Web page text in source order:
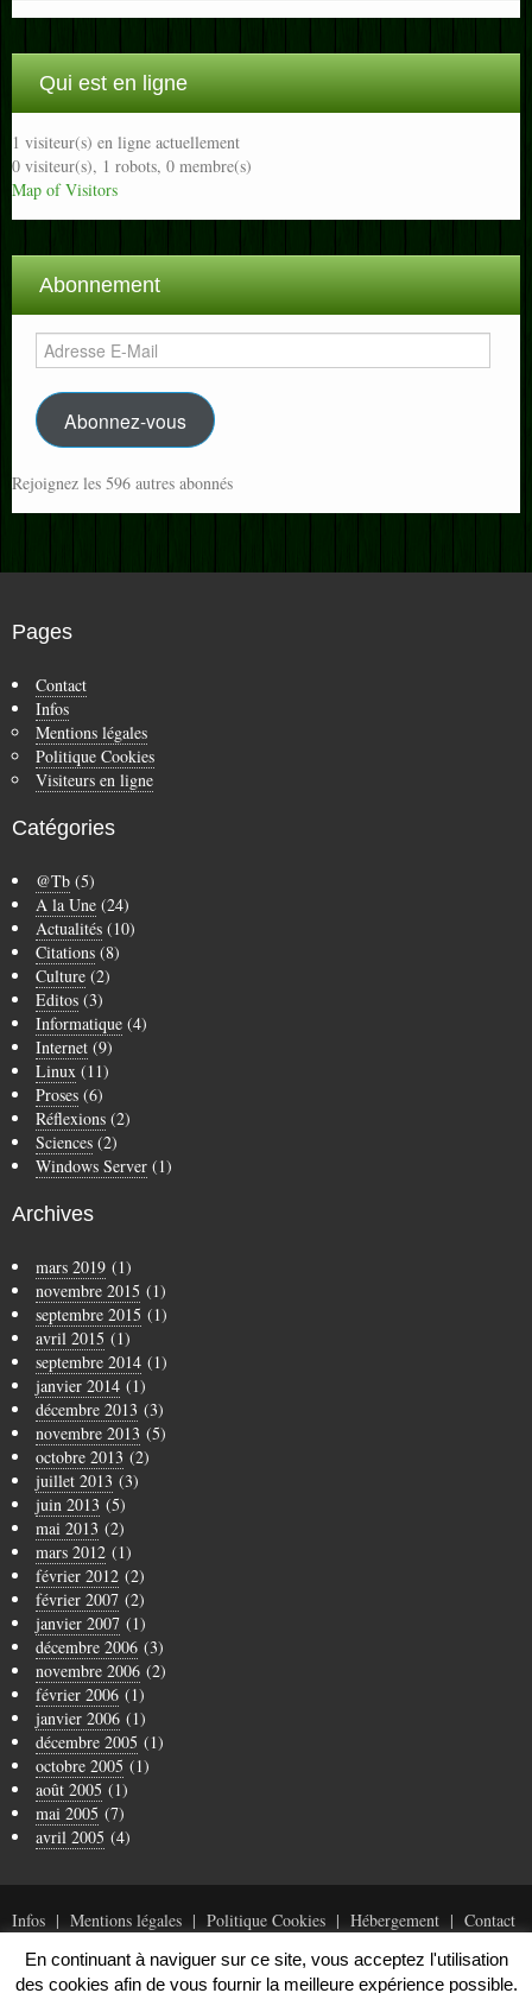
Qui est en ligne
1 visiteur(s) en ligne actuellement
0 visiteur(s), 1 robots, 0 membre(s)
Map of Visitors
Abonnement
Adresse
E-
Mail
Abonnez-vous
Rejoignez les 596 autres abonnés
Pages
Contact
Infos
Mentions légales
Politique Cookies
Visiteurs en ligne
Catégories
@Tb (5)
A la Une (24)
Actualités (10)
Citations (8)
Culture (2)
Editos (3)
Informatique (4)
Internet (9)
Linux (11)
Proses (6)
Réflexions (2)
Sciences (2)
Windows Server (1)
Archives
mars 2019 (1)
novembre 2015 (1)
septembre 2015 (1)
avril 2015 (1)
septembre 2014 (1)
janvier 2014 (1)
décembre 2013 (3)
novembre 2013 (5)
octobre 2013 (2)
juillet 2013 (3)
juin 2013 (5)
mai 2013 (2)
mars 2012 (1)
février 2012 (2)
février 2007 (2)
janvier 2007 (1)
décembre 2006 (3)
novembre 2006 (2)
février 2006 (1)
janvier 2006 (1)
décembre 2005 (1)
octobre 2005 (1)
août 2005 (1)
mai 2005 (7)
avril 2005 (4)
Infos Mentions légales Politique Cookies Hébergement Contact
En continuant à naviguer sur ce site, vous acceptez l'utilisation
des cookies afin de vous fournir la meilleure expérience possible.